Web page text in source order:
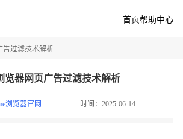
首页帮助中心
告过滤技术解析
览器网页广告过滤技术解析
浏览器官网 时间：2025-06-14